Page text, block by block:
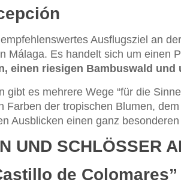
Ausflugsziel an
Málaga. Es handelt sich um einen
einen riesigen Bambuswald
gibt es mehrere Wege “für die
Farben der tropischen Blumen,
Ausblicken einen ganz
UND SCHLÖSSER
de Colomares”